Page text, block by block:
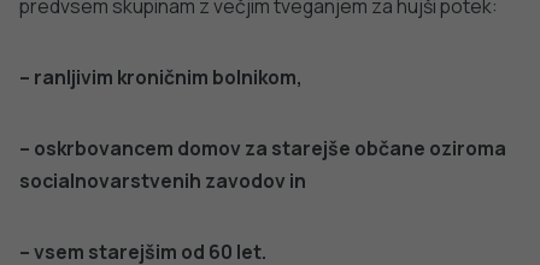
predvsem skupinam z večjim tveganjem za hujši potek:
– ranljivim kroničnim bolnikom,
– oskrbovancem domov za starejše občane oziroma
socialnovarstvenih zavodov in
– vsem starejšim od 60 let.